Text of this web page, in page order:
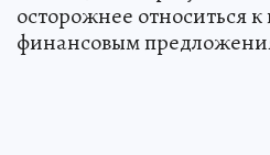
осторожнее относиться
финансовым